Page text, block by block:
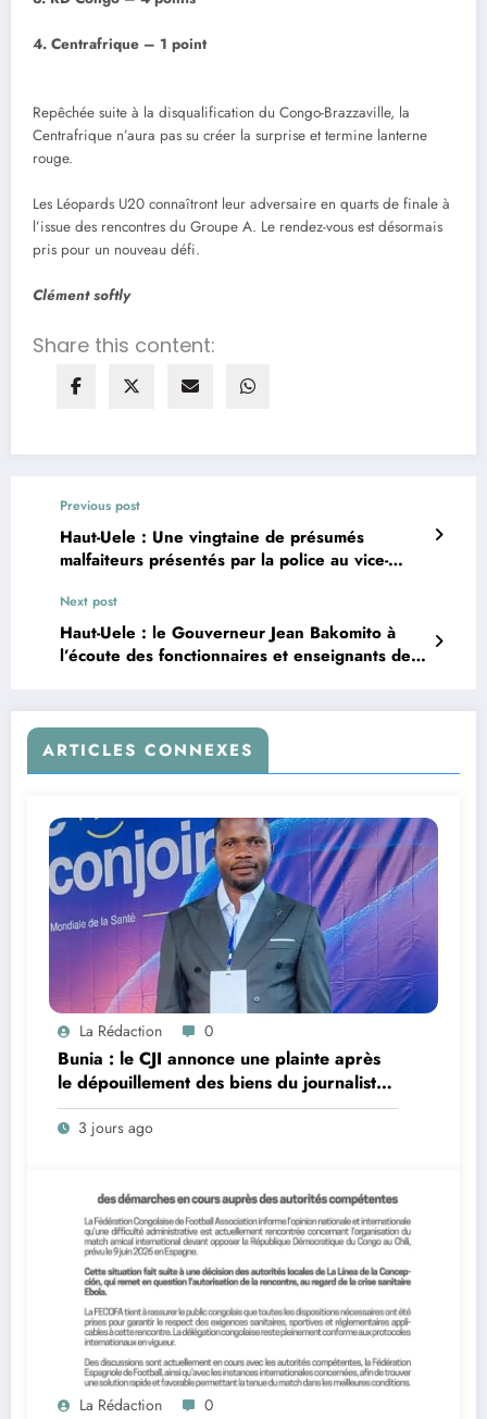
4. Centrafrique – 1 point
Repêchée suite à la disqualification du Congo-Brazzaville, la
Centrafrique n’aura pas su créer la surprise et termine lanterne
rouge.
Les Léopards U20 connaîtront leur adversaire en quarts de finale à
l’issue des rencontres du Groupe A. Le rendez-vous est désormais
pris pour un nouveau défi.
Clément softly
Share this content:
Previous post
Haut-Uele : Une vingtaine de présumés
malfaiteurs présentés par la police au vice-
Next post
Haut-Uele : le Gouverneur Jean Bakomito à
l’écoute des fonctionnaires et enseignants de
ARTICLES CONNEXES
La Rédaction 0
Bunia : le CJI annonce une plainte après
le dépouillement des biens du journaliste
Emma Sage Mukadi par des patrouilleurs
3 jours ago
La Rédaction 0